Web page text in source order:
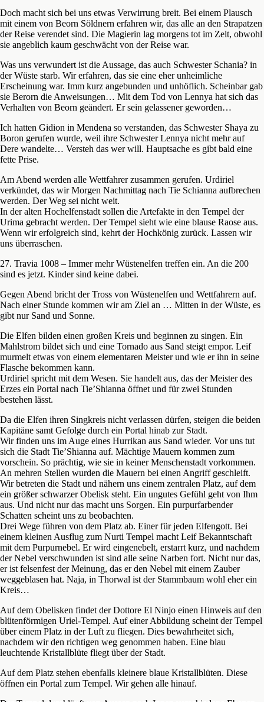
Doch macht sich bei uns etwas Verwirrung breit. Bei einem Plausch
mit einem von Beorn Söldnern erfahren wir, das alle an den Strapatzen
der Reise verendet sind. Die Magierin lag morgens tot im Zelt, obwohl
sie angeblich kaum geschwächt von der Reise war.
Was uns verwundert ist die Aussage, das auch Schwester Schania? in
der Wüste starb. Wir erfahren, das sie eine eher unheimliche
Erscheinung war. Imm kurz angebunden und unhöflich. Scheinbar gab
sie Berorn die Anweisungen… Mit dem Tod von Lennya hat sich das
Verhalten von Beorn geändert. Er sein gelassener geworden…
Ich hatten Gidion in Mendena so verstanden, das Schwester Shaya zu
Boron gerufen wurde, weil ihre Schwester Lennya nicht mehr auf
Dere wandelte… Versteh das wer will. Hauptsache es gibt bald eine
fette Prise.
Am Abend werden alle Wettfahrer zusammen gerufen. Urdiriel
verkündet, das wir Morgen Nachmittag nach Tie Schianna aufbrechen
werden. Der Weg sei nicht weit.
In der alten Hochelfenstadt sollen die Artefakte in den Tempel der
Urima gebracht werden. Der Tempel sieht wie eine blause Raose aus.
Wenn wir erfolgreich sind, kehrt der Hochkönig zurück. Lassen wir
uns überraschen.
27. Travia 1008 – Immer mehr Wüstenelfen treffen ein. An die 200
sind es jetzt. Kinder sind keine dabei.
Gegen Abend bricht der Tross von Wüstenelfen und Wettfahrern auf.
Nach einer Stunde kommen wir am Ziel an … Mitten in der Wüste, es
gibt nur Sand und Sonne.
Die Elfen bilden einen großen Kreis und beginnen zu singen. Ein
Mahlstrom bildet sich und eine Tornado aus Sand steigt empor. Leif
murmelt etwas von einem elementaren Meister und wie er ihn in seine
Flasche bekommen kann.
Urdiriel spricht mit dem Wesen. Sie handelt aus, das der Meister des
Erzes ein Portal nach Tie’Shianna öffnet und für zwei Stunden
bestehen lässt.
Da die Elfen ihren Singkreis nicht verlassen dürfen, steigen die beiden
Kapitäne samt Gefolge durch ein Portal hinab zur Stadt.
Wir finden uns im Auge eines Hurrikan aus Sand wieder. Vor uns tut
sich die Stadt Tie’Shianna auf. Mächtige Mauern kommen zum
vorschein. So prächtig, wie sie in keiner Menschenstadt vorkommen.
An mehren Stellen wurden die Mauern bei einen Angriff geschleift.
Wir betreten die Stadt und nähern uns einem zentralen Platz, auf dem
ein größer schwarzer Obelisk steht. Ein ungutes Gefühl geht von Ihm
aus. Und nicht nur das macht uns Sorgen. Ein purpurfarbender
Schatten scheint uns zu beobachten.
Drei Wege führen von dem Platz ab. Einer für jeden Elfengott. Bei
einem kleinen Ausflug zum Nurti Tempel macht Leif Bekanntschaft
mit dem Purpurnebel. Er wird eingenebelt, erstarrt kurz, und nachdem
der Nebel verschwunden ist sind alle seine Narben fort. Nicht nur das,
er ist felsenfest der Meinung, das er den Nebel mit einem Zauber
weggeblasen hat. Naja, in Thorwal ist der Stammbaum wohl eher ein
Kreis…
Auf dem Obelisken findet der Dottore El Ninjo einen Hinweis auf den
blütenförmigen Uriel-Tempel. Auf einer Abbildung scheint der Tempel
über einem Platz in der Luft zu fliegen. Dies bewahrheitet sich,
nachdem wir den richtigen weg genommen haben. Eine blau
leuchtende Kristallblüte fliegt über der Stadt.
Auf dem Platz stehen ebenfalls kleinere blaue Kristallblüten. Diese
öffnen ein Portal zum Tempel. Wir gehen alle hinauf.